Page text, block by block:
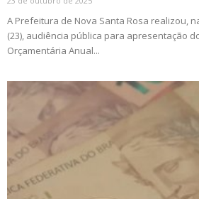
A Prefeitura de Nova Santa Rosa realizou,
(23), audiência pública para apresentação
Orçamentária Anual...